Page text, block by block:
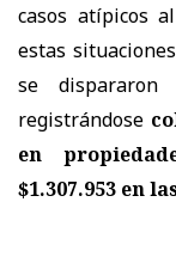
casos atípicos
estas
se
registrándose
en
$1.307.953 en